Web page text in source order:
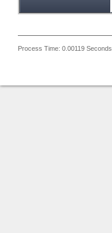
Process Time: 0.00119 Seconds.